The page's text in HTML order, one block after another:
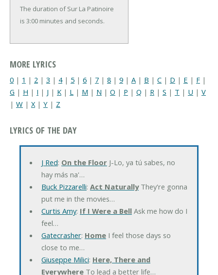
The duration of Sur La Patinoire
is 3:00 minutes and seconds.
MORE LYRICS
0 | 1 | 2 | 3 | 4| 5 | 6 | 7 | 8 | 9 | A | B | C | D | E | F |
G | H | I | J | K | L | M | N | O | P | Q | R | S | T | U | V
| W | X | Y | Z
LYRICS OF THE DAY
J Red: On the FloorJ-Lo, ya tú sabes, no
hay más na'…
Buck Pizzarelli: Act NaturallyThey're gonna
put me in the movies…
Curtis Amy: If I Were a BellAsk me how do I
feel…
Gatecrasher: HomeI feel those days so
close to me…
Giuseppe Milici: Here, There and
EverywhereTo lead a better life…